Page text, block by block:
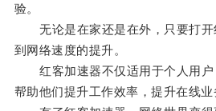
验。
无论是在家还是在外，只要打开
到网络速度的提升。
红客加速器不仅适用于个人用户
帮助他们提升工作效率，提升在线业